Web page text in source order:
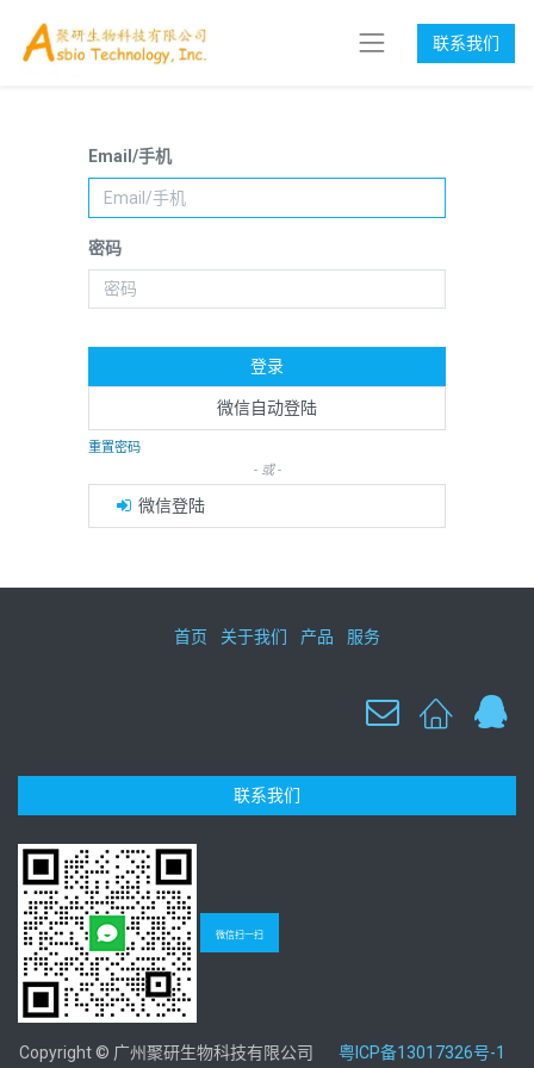
联系我们
Email/手机
密码
登录
微信自动登陆
重置密码
- 或 -
微信登陆
首页 关于我们 产品 服务
联系我们
微信扫一扫
Copyright © 广州聚研生物科技有限公司 粤ICP备13017326号-1